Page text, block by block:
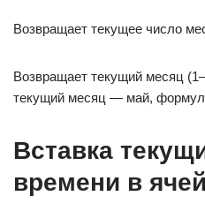
Возвращает текущее число
Возвращает текущий месяц
текущий месяц — май,
Вставка
времени в